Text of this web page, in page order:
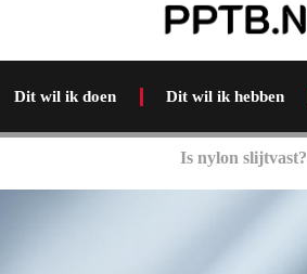
Dit wil ik doen Dit wil ik hebben
Is nylon slijtvast?